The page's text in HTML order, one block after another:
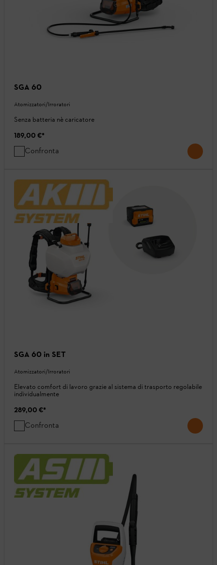
SGA 60
Atomizzatori/Irroratori
Senza batteria nè caricatore
189,00 €*
Confronta
SGA 60 in SET
Atomizzatori/Irroratori
Elevato comfort di lavoro grazie al sistema di trasporto regolabile
individualmente
289,00 €*
Confronta